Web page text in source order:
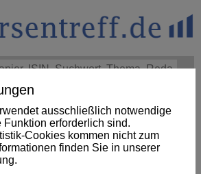
ausschließlich notwendige
erforderlich sind.
Cookies kommen nicht zum
finden Sie in unserer
.
STOCKS
überprüft nach Absatzrückgang im
Geschäft (Moneycab) +++